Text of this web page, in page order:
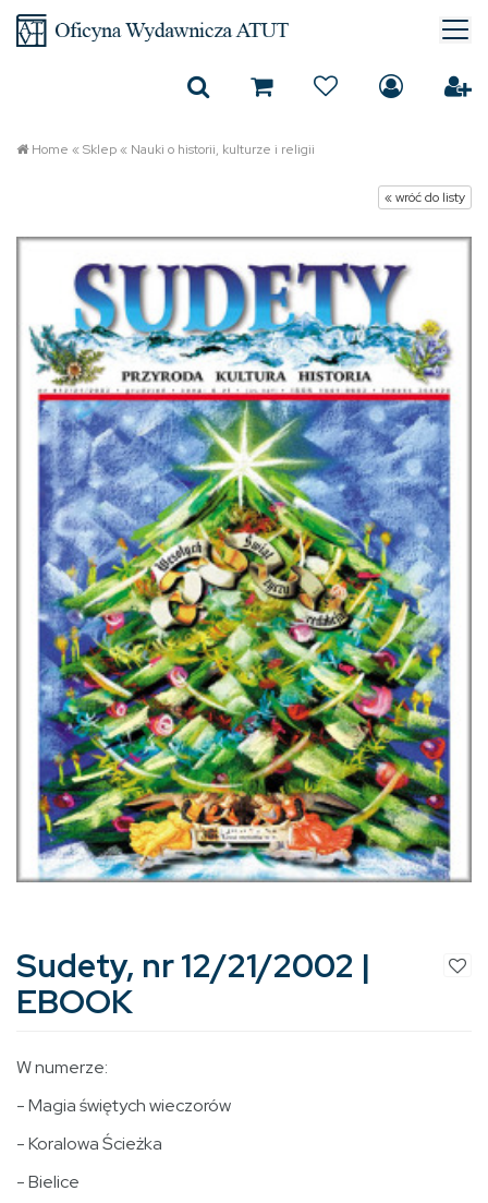
Home «Sklep« Nauki o historii, kulturze i religii
« wróć do listy
Sudety, nr 12/21/2002 |
EBOOK
W numerze:
- Magia świętych wieczorów
- Koralowa Ścieżka
- Bielice